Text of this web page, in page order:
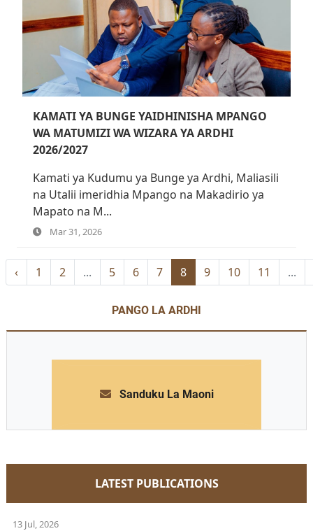
KAMATI YA BUNGE YAIDHINISHA MPANGO
WA MATUMIZI WA WIZARA YA ARDHI
2026/2027
Kamati ya Kudumu ya Bunge ya Ardhi, Maliasili
na Utalii imeridhia Mpango na Makadirio ya
Mapato na M...
Mar 31, 2026
‹ 1 2 ... 5 6 7 8 9 10 11 ...
PANGO LA ARDHI
Sanduku La Maoni
LATEST PUBLICATIONS
13 Jul, 2026